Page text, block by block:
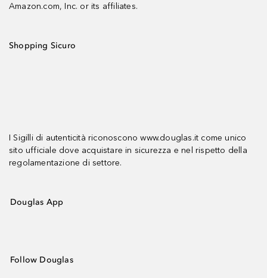
Amazon.com, Inc. or its affiliates.
Shopping Sicuro
I Sigilli di autenticità riconoscono www.douglas.it come unico
sito ufficiale dove acquistare in sicurezza e nel rispetto della
regolamentazione di settore.
Douglas App
Follow Douglas